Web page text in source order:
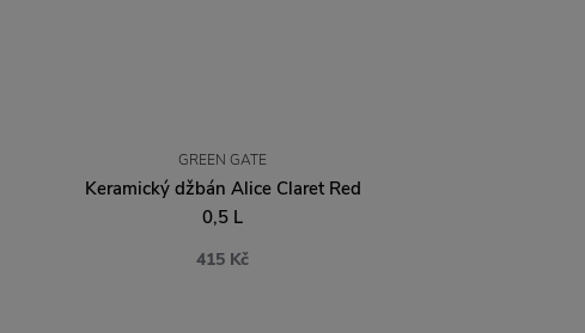
GREEN GATE
Keramický džbán Alice Claret Red
0,5 L
415 Kč